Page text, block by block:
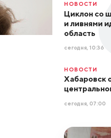
НОВОСТИ
Циклон со
и ливнями
область
сегодня, 10:36
НОВОСТИ
Хабаровск
сегодня, 07:00